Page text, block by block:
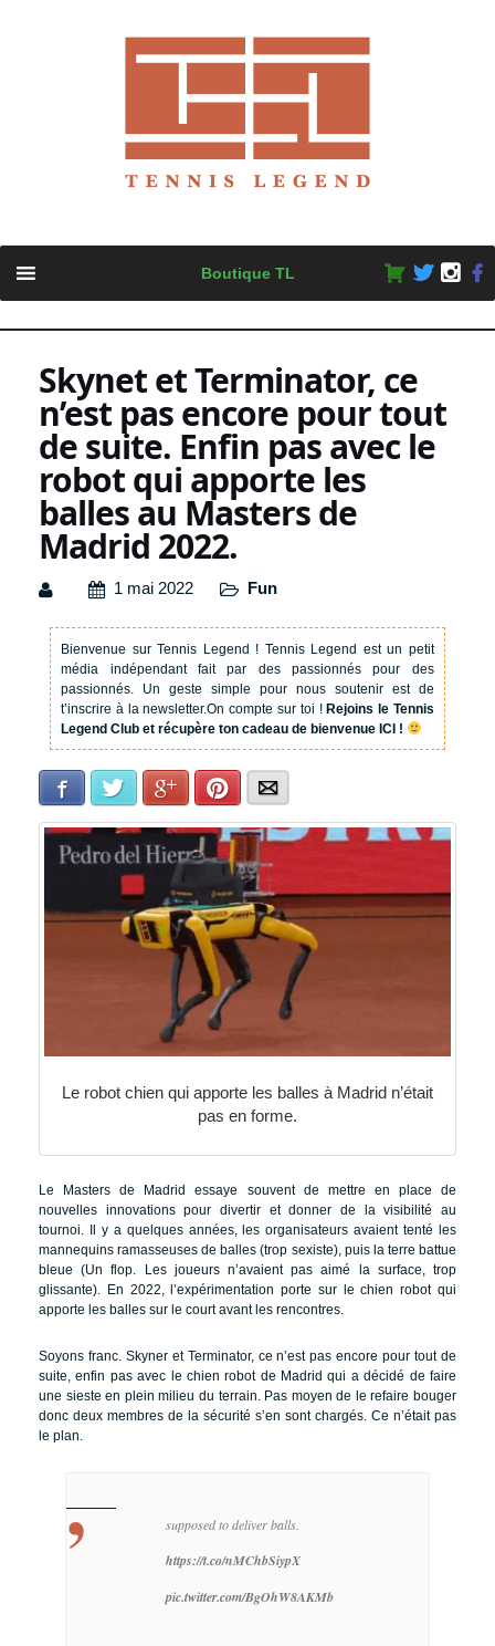
content
Boutique TL
Skynet et Terminator, ce
n’est pas encore pour tout
de suite. Enfin pas avec le
robot qui apporte les
balles au Masters de
Madrid 2022.
1 mai 2022 Fun
Bienvenue sur Tennis Legend ! Tennis Legend est un petit
média indépendant fait par des passionnés pour des
passionnés. Un geste simple pour nous soutenir est de
t’inscrire à la newsletter.On compte sur toi !Rejoins le Tennis
Legend Club et récupère ton cadeau de bienvenue ICI !
Facebook Twitter Google+Pinterest
Le robot chien qui apporte les balles à Madrid n’était
pas en forme.
Le Masters de Madrid essaye souvent de mettre en place de
nouvelles innovations pour divertir et donner de la visibilité au
tournoi. Il y a quelques années, les organisateurs avaient tenté les
mannequins ramasseuses de balles (trop sexiste), puis la terre battue
bleue (Un flop. Les joueurs n’avaient pas aimé la surface, trop
glissante). En 2022, l’expérimentation porte sur le chien robot qui
apporte les balles sur le court avant les rencontres.
Soyons franc. Skyner et Terminator, ce n’est pas encore pour tout de
suite, enfin pas avec le chien robot de Madrid qui a décidé de faire
une sieste en plein milieu du terrain. Pas moyen de le refaire bouger
donc deux membres de la sécurité s’en sont chargés. Ce n’était pas
le plan.
supposed to deliver balls.
https://t.co/nMChbSiypX
pic.twitter.com/BgOhW8AKMb